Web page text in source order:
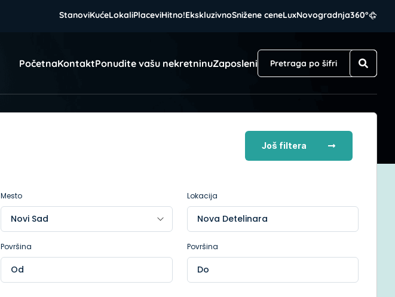
StanoviKućeLokaliPlaceviHitno!EkskluzivnoSnižene ceneLuxNovogradnja360°
PočetnaKontaktPonudite vašu nekretninuZaposleni
Još filtera
Mesto Lokacija
Nova Detelinara
Površina Površina